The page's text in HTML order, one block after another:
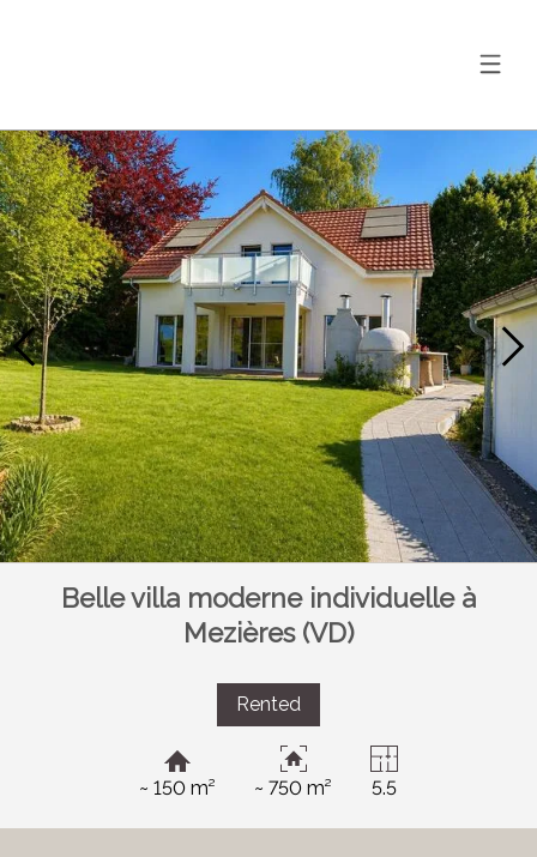
Belle villa moderne individuelle à
Mezières (VD)
Rented
~ 150 m² ~ 750 m² 5.5